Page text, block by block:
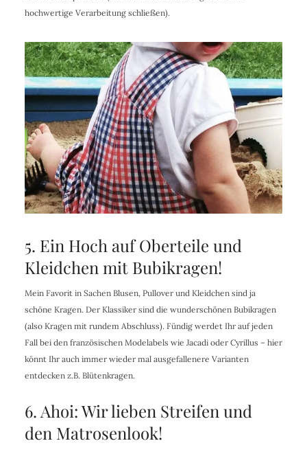
hochwertige Verarbeitung schließen).
5. Ein Hoch auf Oberteile und
Kleidchen mit Bubikragen!
Mein Favorit in Sachen Blusen, Pullover und Kleidchen sind ja
schöne Kragen. Der Klassiker sind die wunderschönen Bubikragen
(also Kragen mit rundem Abschluss). Fündig werdet Ihr auf jeden
Fall bei den französischen Modelabels wie Jacadi oder Cyrillus – hier
könnt Ihr auch immer wieder mal ausgefallenere Varianten
entdecken z.B. Blütenkragen.
6. Ahoi: Wir lieben Streifen und
den Matrosenlook!